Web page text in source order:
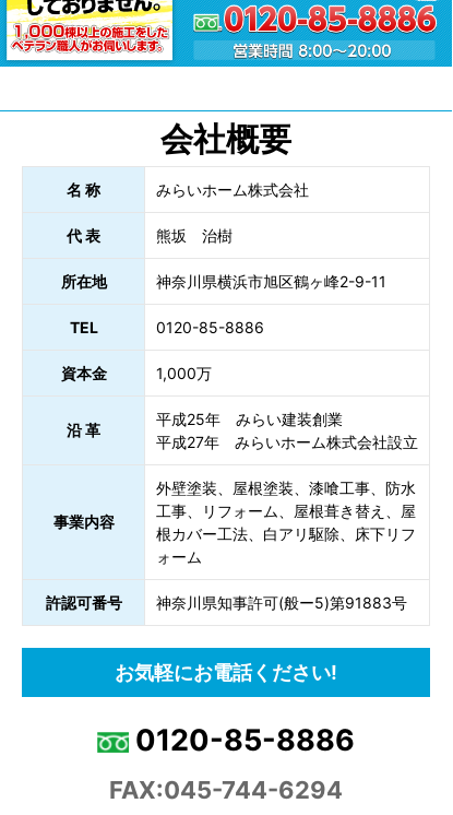
会社概要
名 称 みらいホーム株式会社
代 表 熊坂 治樹
所在地 神奈川県横浜市旭区鶴ヶ峰2-9-11
TEL 0120-85-8886
資本金 1,000万
沿 革
平成25年 みらい建装創業
平成27年 みらいホーム株式会社設立
事業内容
外壁塗装、屋根塗装、漆喰工事、防水
工事、リフォーム、屋根葺き替え、屋
根カバー工法、白アリ駆除、床下リフ
ォーム
許認可番号 神奈川県知事許可(般ー5)第91883号
お気軽にお電話ください!
0120-85-8886
FAX:045-744-6294